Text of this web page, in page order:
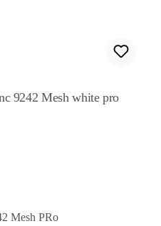
9242 Mesh white pro